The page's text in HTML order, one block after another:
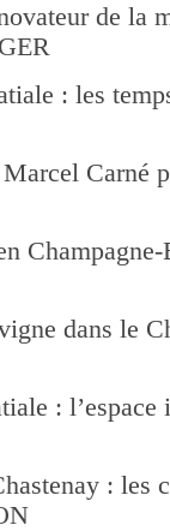
de la
: les
Carné
Champagne-
dans le
: l’espace
: les